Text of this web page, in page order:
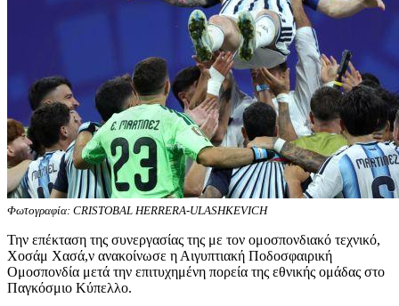
Φωτογραφία: CRISTOBAL HERRERA-ULASHKEVICH
Την επέκταση της συνεργασίας της με τον ομοσπονδιακό τεχνικό,
Χοσάμ Χασά,ν ανακοίνωσε η Αιγυπτιακή Ποδοσφαιρική
Ομοσπονδία μετά την επιτυχημένη πορεία της εθνικής ομάδας στο
Παγκόσμιο Κύπελλο.